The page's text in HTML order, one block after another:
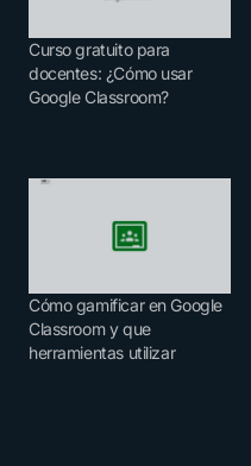
Curso gratuito para
docentes: ¿Cómo usar
Google Classroom?
Cómo gamificar en Google
Classroom y que
herramientas utilizar